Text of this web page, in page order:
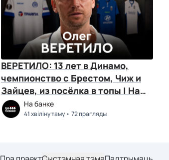
ВЕРЕТИЛО: 13 лет в Динамо,
чемпионство с Брестом, Чиж и
Зайцев, из посёлка в топы | На
банкеНа банке
41 хвіліну таму 72 прагляды